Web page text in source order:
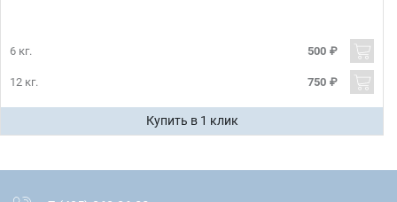
6 кг. 500 ₽
12 кг. 750 ₽
Купить в 1 клик